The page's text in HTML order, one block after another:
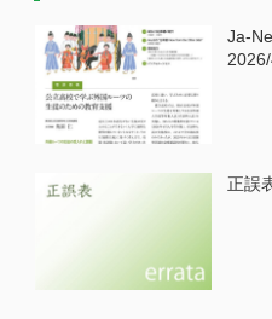
Ja-
正誤